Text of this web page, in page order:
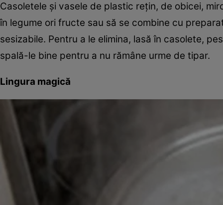
Casoletele și vasele de plastic rețin, de obicei,
în legume ori fructe sau să se combine cu
sesizabile. Pentru a le elimina, lasă în casolete,
spală-le bine pentru a nu rămâne urme de tipar.
Lingura magică